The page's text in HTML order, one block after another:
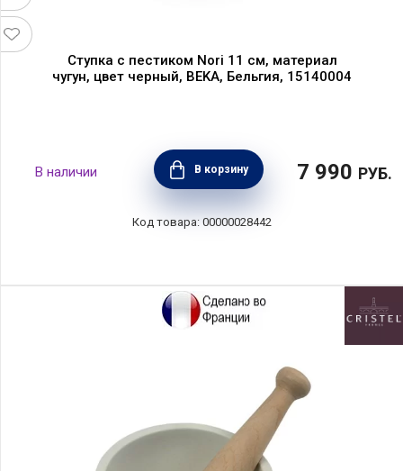
Ступка с пестиком Nori 11 см, материал
чугун, цвет черный, BEKA, Бельгия, 15140004
В корзину 7 990 РУБ.
00000028442